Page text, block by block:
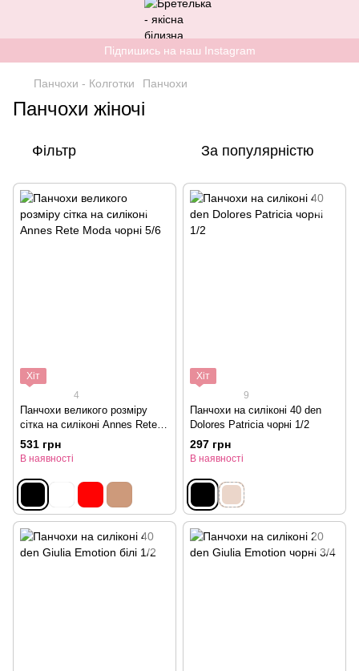
Підпишись на наш Instagram
Панчохи - Колготки Панчохи
Панчохи жіночі
Фільтр За популярністю
Хіт
4
Панчохи великого розміру
сітка на силіконі Annes Rete
Moda чорні 5/6
531 грн
В наявності
Хіт
9
Панчохи на силіконі 40 den
Dolores Patricia чорні 1/2
297 грн
В наявності